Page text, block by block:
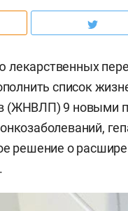
список
(ЖНВЛП) 9 новыми
решение о